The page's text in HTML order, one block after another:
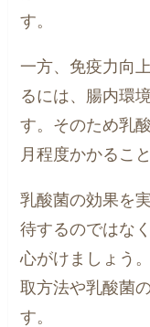
す。
一方、免疫力向
るには、腸内環
す。そのため乳
月程度かかるこ
乳酸菌の効果を
待するのではな
心がけましょう
取方法や乳酸菌
す。